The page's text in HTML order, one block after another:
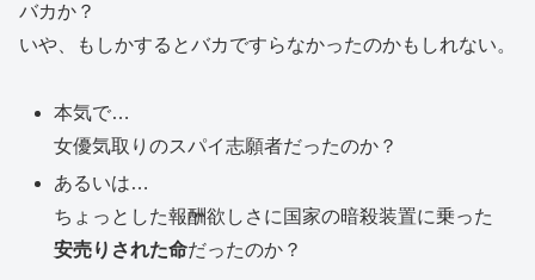
バカか？
いや、もしかするとバカですらなかったのかもしれない。
本気で…
女優気取りのスパイ志願者だったのか？
あるいは…
ちょっとした報酬欲しさに国家の暗殺装置に乗った
安売りされた命だったのか？